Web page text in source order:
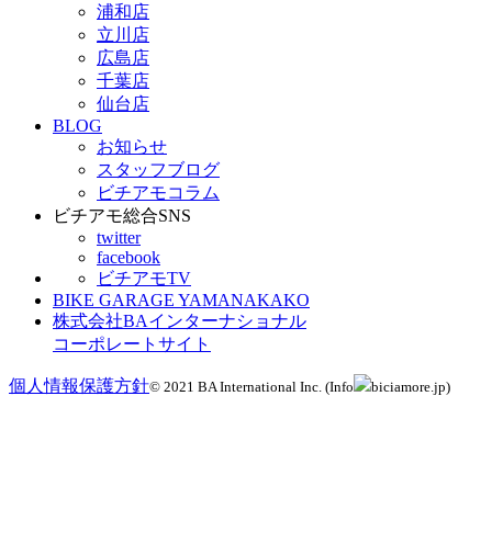
浦和店
立川店
広島店
千葉店
仙台店
BLOG
お知らせ
スタッフブログ
ビチアモコラム
ビチアモ総合SNS
twitter
facebook
ビチアモTV
BIKE GARAGE YAMANAKAKO
株式会社BAインターナショナル
コーポレートサイト
個人情報保護方針© 2021 BA International Inc. (Info biciamore.jp)